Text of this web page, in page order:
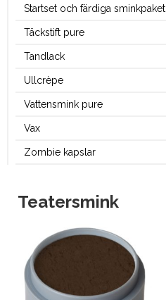
Startset och färdiga sminkpaket
Täckstift pure
Tandlack
Ullcrèpe
Vattensmink pure
Vax
Zombie kapslar
Teatersmink